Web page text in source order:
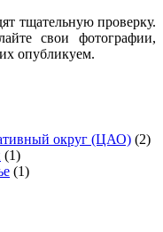
тщательную проверку.
свои фотографии,
опубликуем.
округ (ЦАО) (2)
(1)
(1)